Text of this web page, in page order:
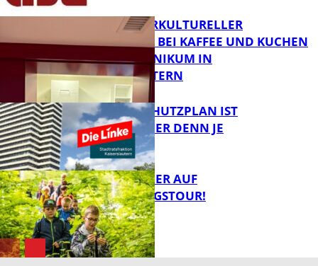
FB News
FB Gesundheit
NEUER INTERKULTURELLER
TREFFPUNKT BEI KAFFEE UND KUCHEN
IM PFALZKLINIKUM IN
KAISERSLAUTERN
FB News
EIN HITZESCHUTZPLAN IST
NOTWENDIGER DENN JE
MIT DEM JÄGER AUF
ENTDECKUNGSTOUR!